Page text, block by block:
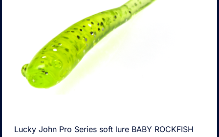
Lucky John Pro Series soft lure BABY ROCKFISH